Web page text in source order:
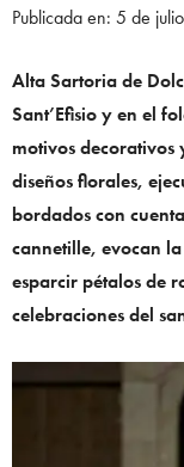
Publicada en: 5 de
Alta Sartoria de
Sant’Efisio y en el
motivos decorativos
diseños florales,
bordados con
cannetille, evocan
esparcir pétalos de
celebraciones del